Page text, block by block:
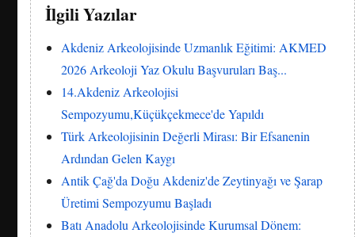
İlgili Yazılar
Akdeniz Arkeolojisinde Uzmanlık Eğitimi: AKMED
2026 Arkeoloji Yaz Okulu Başvuruları Baş...
14.Akdeniz Arkeolojisi
Sempozyumu,Küçükçekmece'de Yapıldı
Türk Arkeolojisinin Değerli Mirası: Bir Efsanenin
Ardından Gelen Kaygı
Antik Çağ'da Doğu Akdeniz'de Zeytinyağı ve Şarap
Üretimi Sempozyumu Başladı
Batı Anadolu Arkeolojisinde Kurumsal Dönem: